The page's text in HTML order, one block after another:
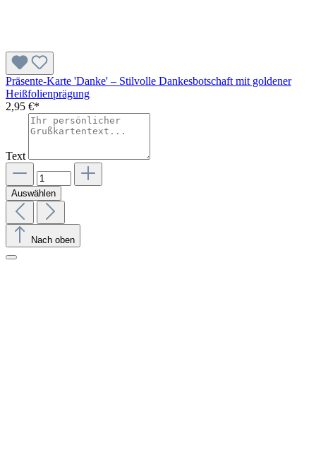
Präsente-Karte 'Danke' – Stilvolle Dankesbotschaft mit goldener
Heißfolienprägung
2,95 €*
Text
Auswählen
Nach oben